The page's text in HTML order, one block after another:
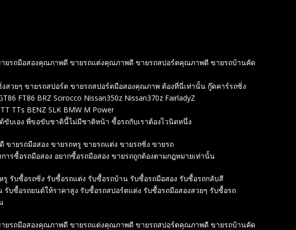
ยรถมือสองคุณภาพดี ขายรถแต่งคุณภาพดี ขายรถสปอร์ตคุณภาพดี ขายรถบ้านคัด
วยๆ ขายรถสปอร์ต ขายรถสปอร์ตมือสองคุณภาพ ต้องที่นี่เท่านั้น กู๊ดคาร์รถซิ่ง
FT86 BRZ Scirocco Nissan350z Nissan370z FairladyZ
TTs BENZ SLK BMW M Power
ขับเอง พี่ขอขับชาตินี้ไม่มีชาติหน้า ซื้อรถกับเราต้องไวนิดหนึ่ง
ขายรถมือสอง ขายรถหรู ขายรถแต่ง ขายรถซิ่ง ขายรถ
ารซื้อรถมือสอง อยากซื้อรถมือสอง ขายรถถูกต้องตามกฎหมายเท่านั้น
รับซื้อรถซิ่ง รับซื้อรถแต่ง รับซื้อรถบ้าน รับซื้อรถมือสอง รับซื้อรถกลับสี
บซื้อรถยนต์ให้ราคาสูง รับซื้อรถสปอร์ตแต่ง รับซื้อรถมือสองสวยๆ รับซื้อรถ
ยรถมือสองคุณภาพดี ขายรถแต่งคุณภาพดี ขายรถสปอร์ตคุณภาพดี ขายรถบ้านคัด